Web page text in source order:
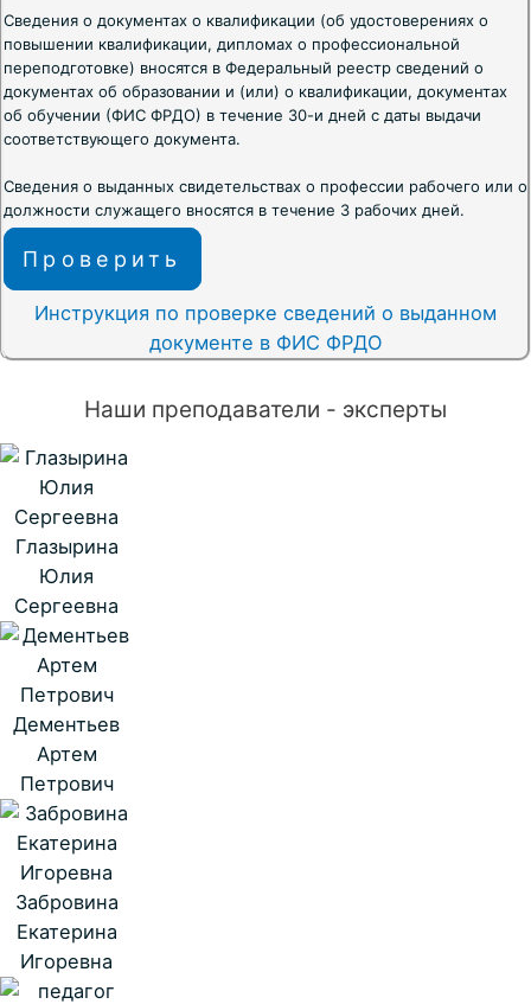
Сведения о документах о квалификации (об удостоверениях о
повышении квалификации, дипломах о профессиональной
переподготовке) вносятся в Федеральный реестр сведений о
документах об образовании и (или) о квалификации, документах
об обучении (ФИС ФРДО) в течение 30-и дней с даты выдачи
соответствующего документа.
Сведения о выданных свидетельствах о профессии рабочего или о
должности служащего вносятся в течение 3 рабочих дней.
Проверить
Инструкция по проверке сведений о выданном
документе в ФИС ФРДО
Наши преподаватели - эксперты
Глазырина
Юлия
Сергеевна
Дементьев
Артем
Петрович
Забровина
Екатерина
Игоревна